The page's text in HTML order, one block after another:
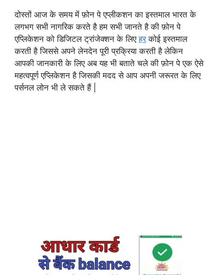
दोस्तों आज के समय में फ़ोन पे एप्लीकशन का इस्तमाल भारत के
लगभग सभी नागरिक करते है हम सभी जानते है की फ़ोन पे
एप्लिकेशन को डिजिटल ट्रांजेक्शन के लिएहरकोई इस्तमाल
करती है जिससे अपने लेनदेन पूरी प्रक्रिया करती है लेकिन
आपकी जानकारी के लिए अब यह भी बताते चले की फ़ोन पे एक ऐसे
महत्वपूर्ण एप्लिकेशन है जिसकी मदद से आप अपनी जरूरत के लिए
पर्सनल लोन भी ले सकते हैं |